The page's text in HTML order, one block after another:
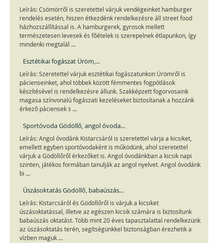
Leírás: Csömörről is szeretettel várjuk vendégeinket hamburger
rendelés esetén, hiszen étkezdénk rendelkezésre áll street food
házhozszállítással is. A hamburgerek, gyrosok mellett
természetesen levesek és főételek is szerepelnek étlapunkon, így
mindenki megtalál ...
Esztétikai fogászat Üröm,...
Leírás: Szeretettel várjuk esztétikai fogászatunkon Ürömről is
pácienseinket, ahol többek között fémmentes fogpótlások
készítésével is rendelkezésre állunk. Szakképzett fogorvosaink
magasa színvonalú fogászati kezeléseket biztosítanak a hozzánk
érkező páciensek s ...
Sportóvoda Gödöllő, angol óvoda...
Leírás: Angol óvodánk Kistarcsáról is szeretettel várja a kicsiket,
emellett egyben sportóvodaként is működünk, ahol szeretettel
várjuk a Gödöllőről érkezőket is. Angol óvodánkban a kicsik napi
szinten, játékos formában tanulják az angol nyelvet. Angol óvodánk
bi ...
Úszásoktatás Gödöllő, babaúszás...
Leírás: Kistarcsáról és Gödöllőről is várjuk a kicsiket
úszásoktatással, illetve az egészen kicsik számára is biztosítunk
babaúszás oktatást. Több mint 20 éves tapasztalattal rendelkezünk
az úszásoktatás terén, segítségünkkel biztonságban érezhetik a
vízben maguk ...